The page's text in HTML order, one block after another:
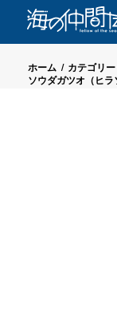
ホーム / カテゴリー
ソウダガツオ（ヒラ